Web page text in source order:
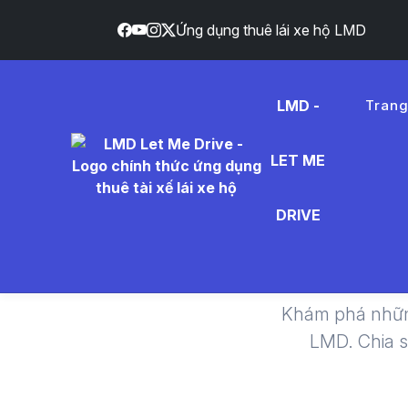
Ứng dụng thuê lái xe hộ LMD
LMD -
LET ME
DRIVE
An
Khám phá
LMD. Chia